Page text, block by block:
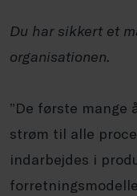
Du har sikkert et
organisationen.
”De første mange
strøm til alle
indarbejdes i